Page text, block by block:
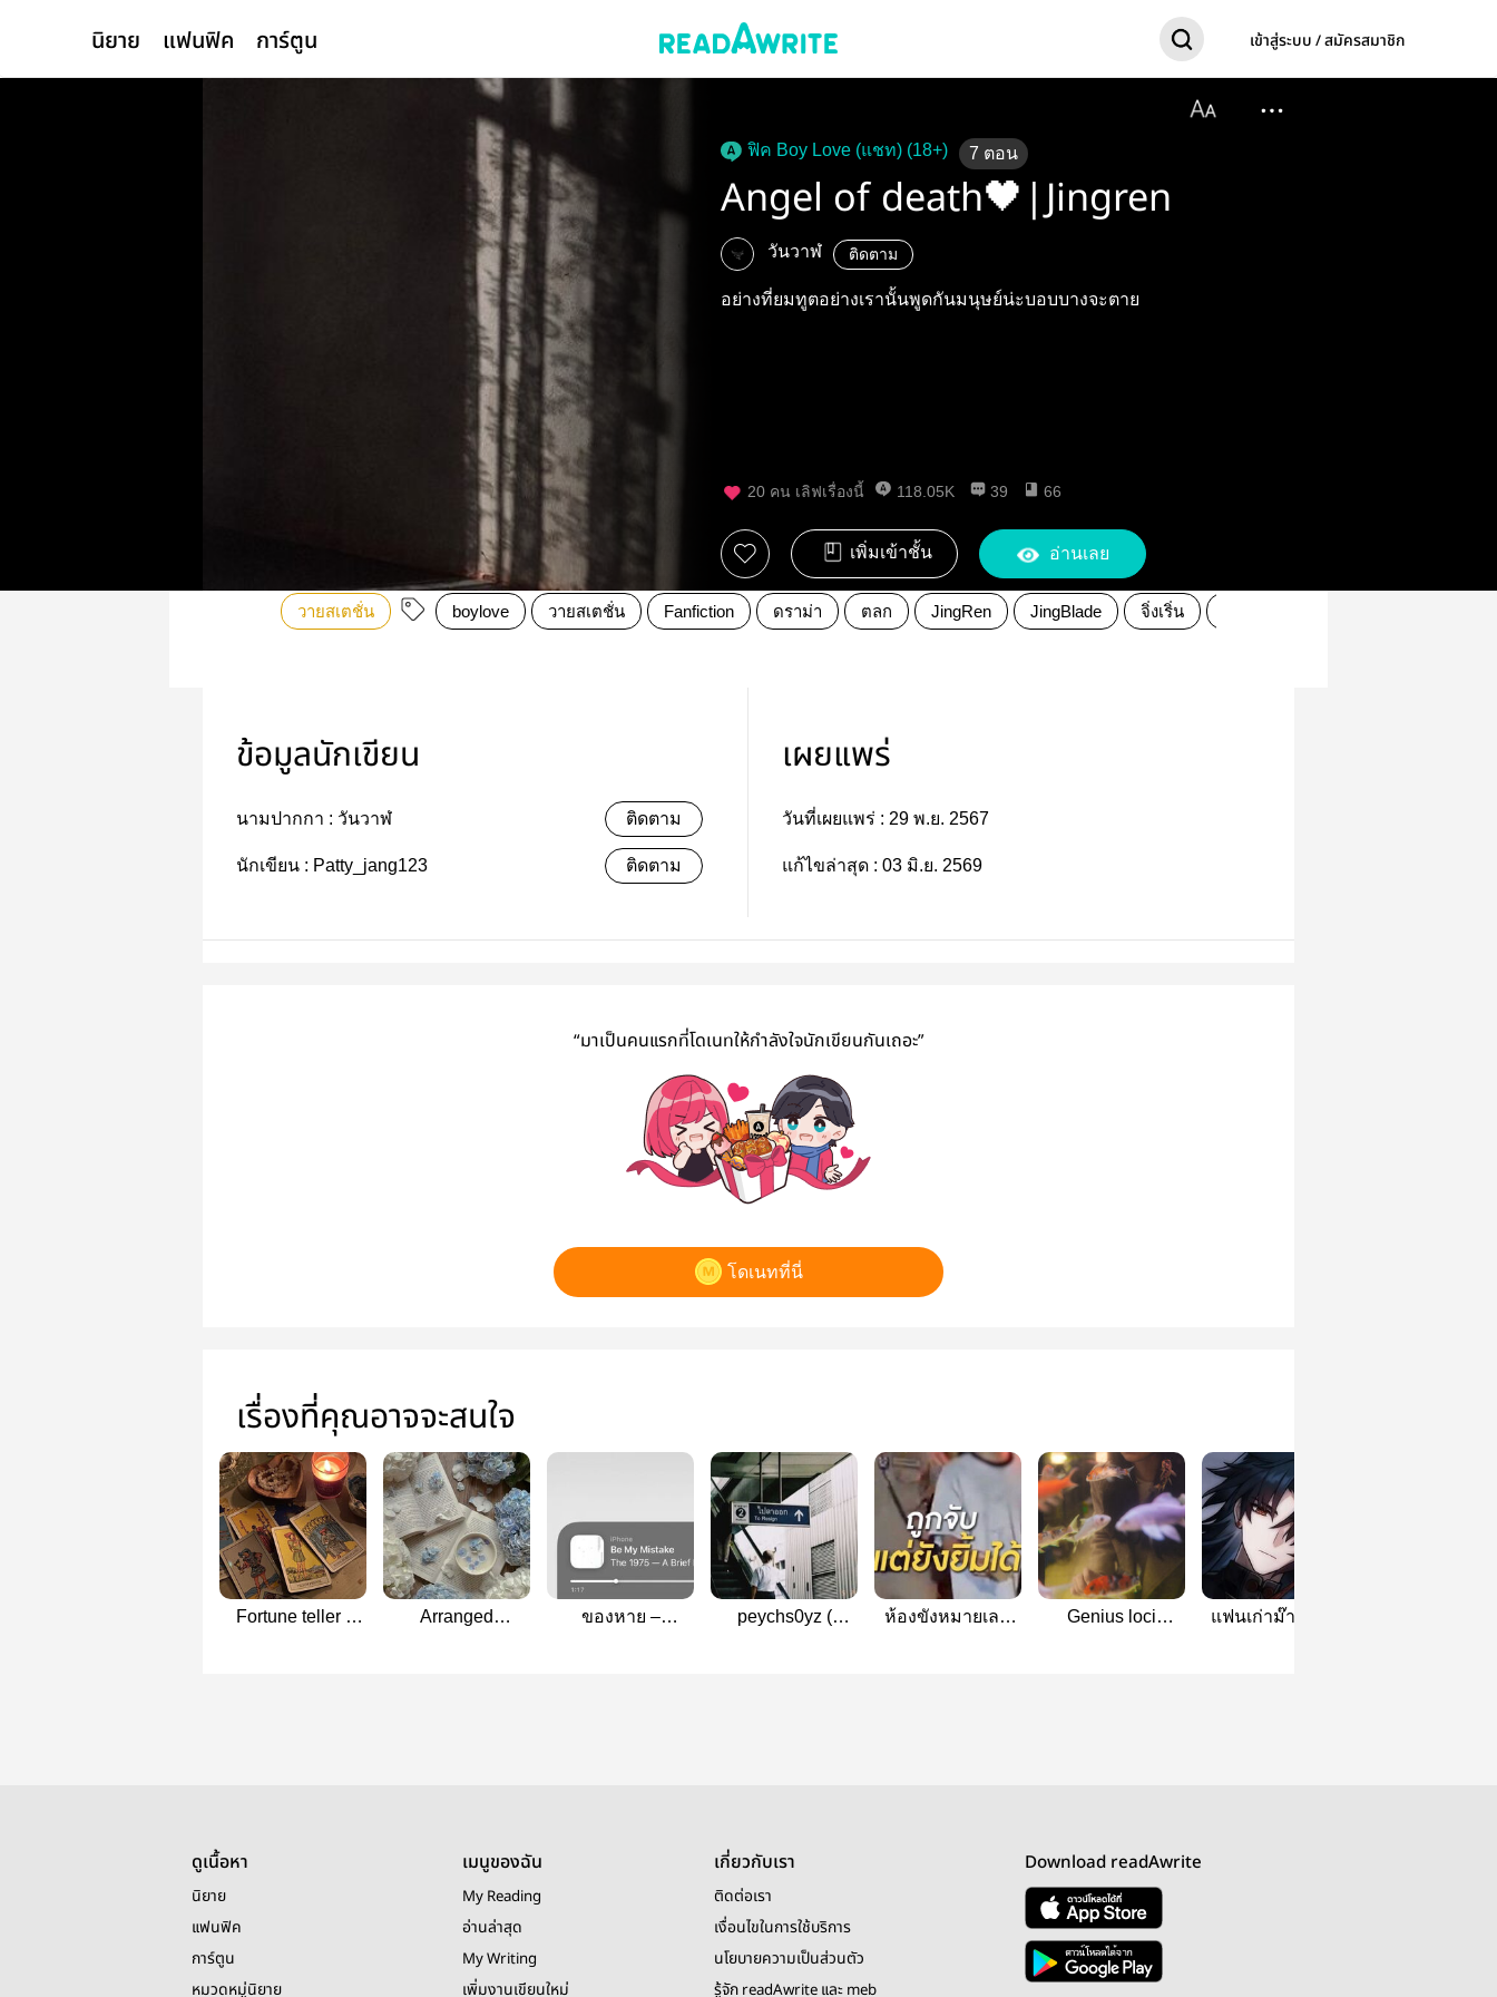
นิยาย แฟนฟิค การ์ตูน เข้าสู่ระบบ / สมัครสมาชิก
ฟิค Boy Love (แชท) (18+) 7 ตอน
Angel of death🖤|Jingren
วันวาฬ ติดตาม
อย่างที่ยมทูตอย่างเรานั้นพูดกันมนุษย์น่ะบอบบางจะตาย
20 คน เลิฟเรื่องนี้ 118.05K 39 66
เพิ่มเข้าชั้น อ่านเลย
วายสเตชั่น boylove วายสเตชั่น Fanfiction ดราม่า ตลก JingRen JingBlade จิ่งเริ่น
ข้อมูลนักเขียน
นามปากกา : วันวาฬ ติดตาม
นักเขียน : Patty_jang123 ติดตาม
เผยแพร่
วันที่เผยแพร่ : 29 พ.ย. 2567
แก้ไขล่าสุด : 03 มิ.ย. 2569
“มาเป็นคนแรกที่โดเนทให้กำลังใจนักเขียนกันเถอะ”
โดเนทที่นี่
เรื่องที่คุณอาจจะสนใจ
Fortune teller |
Arranged
ของหาย –
peychs0yz (
ห้องขังหมายเลข
Genius loci
แฟนเก่าม๊าหลิน |
ดูเนื้อหา
นิยาย
แฟนฟิค
การ์ตูน
หมวดหมู่นิยาย
เมนูของฉัน
My Reading
อ่านล่าสุด
My Writing
เพิ่มงานเขียนใหม่
เกี่ยวกับเรา
ติดต่อเรา
เงื่อนไขในการใช้บริการ
นโยบายความเป็นส่วนตัว
รู้จัก readAwrite และ meb
Download readAwrite